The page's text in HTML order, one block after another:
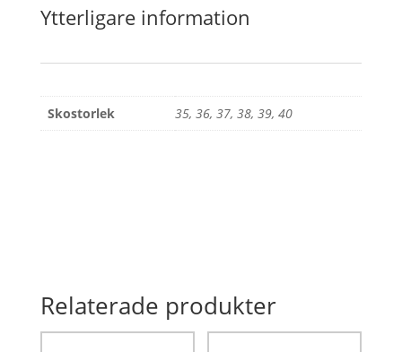
Ytterligare information
Skostorlek 35, 36, 37, 38, 39, 40
Relaterade produkter